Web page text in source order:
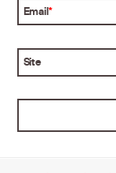
Email*
Site